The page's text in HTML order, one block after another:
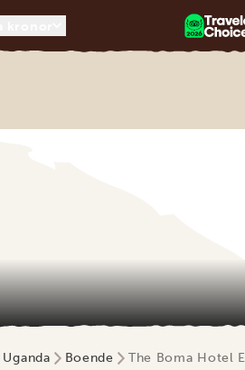
Boende The Boma Hotel